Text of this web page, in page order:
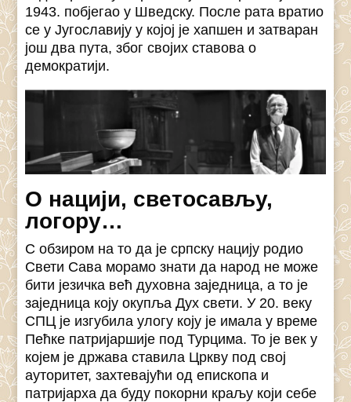
1943. побјегао у Шведску. После рата вратио
се у Југославију у којој је хапшен и затваран
још два пута, због својих ставова о
демократији.
О нацији, светосављу,
логору…
С обзиром на то да је српску нацију родио
Свети Сава морамо знати да народ не може
бити језичка већ духовна заједница, а то је
заједница коју окупља Дух свети. У 20. веку
СПЦ је изгубила улогу коју је имала у време
Пећке патријаршије под Турцима. To је век у
којем је држава ставила Цркву под свој
ауторитет, захтевајући од епископа и
патријарха да буду покорни краљу који себе